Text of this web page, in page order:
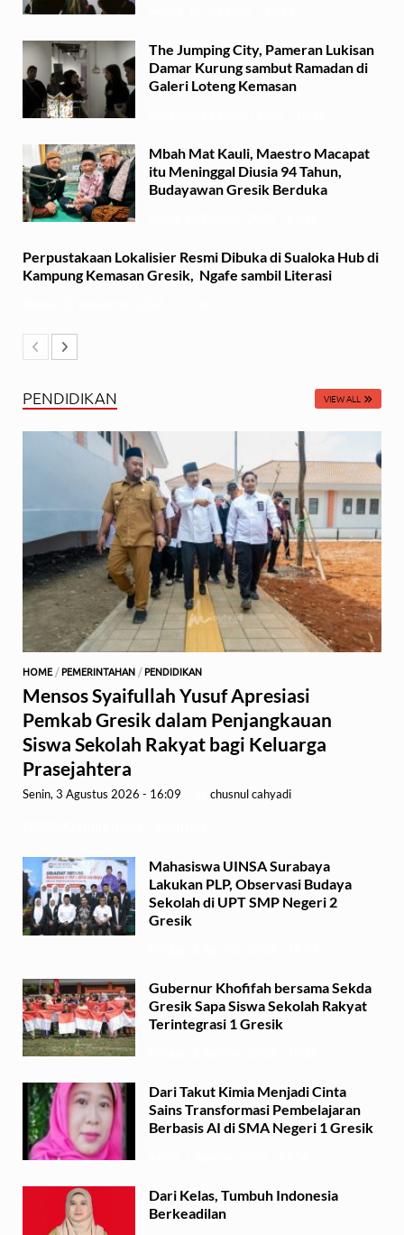
The Jumping City, Pameran Lukisan
Damar Kurung sambut Ramadan di
Galeri Loteng Kemasan
Mbah Mat Kauli, Maestro Macapat
itu Meninggal Diusia 94 Tahun,
Budayawan Gresik Berduka
Perpustakaan Lokalisier Resmi Dibuka di Sualoka Hub di
Kampung Kemasan Gresik, Ngafe sambil Literasi
PENDIDIKAN VIEW ALL
HOME/ PEMERINTAHAN / PENDIDIKAN
Mensos Syaifullah Yusuf Apresiasi
Pemkab Gresik dalam Penjangkauan
Siswa Sekolah Rakyat bagi Keluarga
Prasejahtera
Senin, 3 Agustus 2026 - 16:09 chusnul cahyadi
Mahasiswa UINSA Surabaya
Lakukan PLP, Observasi Budaya
Sekolah di UPT SMP Negeri 2
Gresik
Gubernur Khofifah bersama Sekda
Gresik Sapa Siswa Sekolah Rakyat
Terintegrasi 1 Gresik
Dari Takut Kimia Menjadi Cinta
Sains Transformasi Pembelajaran
Berbasis AI di SMA Negeri 1 Gresik
Dari Kelas, Tumbuh Indonesia
Berkeadilan